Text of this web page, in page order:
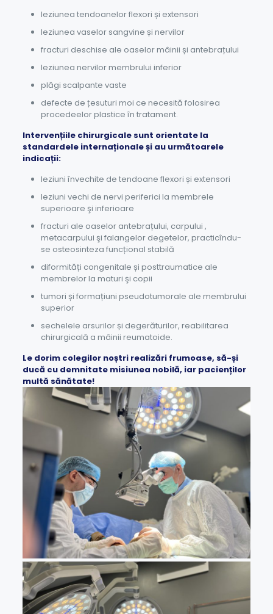
leziunea tendoanelor flexori și extensori
leziunea vaselor sangvine și nervilor
fracturi deschise ale oaselor mâinii și antebrațului
leziunea nervilor membrului inferior
plăgi scalpante vaste
defecte de țesuturi moi ce necesită folosirea
procedeelor plastice în tratament.
Intervențiile chirurgicale sunt orientate la
standardele internaționale și au următoarele
indicații:
leziuni învechite de tendoane flexori și extensori
leziuni vechi de nervi periferici la membrele
superioare şi inferioare
fracturi ale oaselor antebrațului, carpului ,
metacarpului şi falangelor degetelor, practicîndu-
se osteosinteza funcțional stabilă
diformități congenitale și posttraumatice ale
membrelor la maturi şi copii
tumori și formațiuni pseudotumorale ale membrului
superior
sechelele arsurilor și degerăturilor, reabilitarea
chirurgicală a mâinii reumatoide.
Le dorim colegilor noștri realizări frumoase, să-și
ducă cu demnitate misiunea nobilă, iar pacienților
multă sănătate!